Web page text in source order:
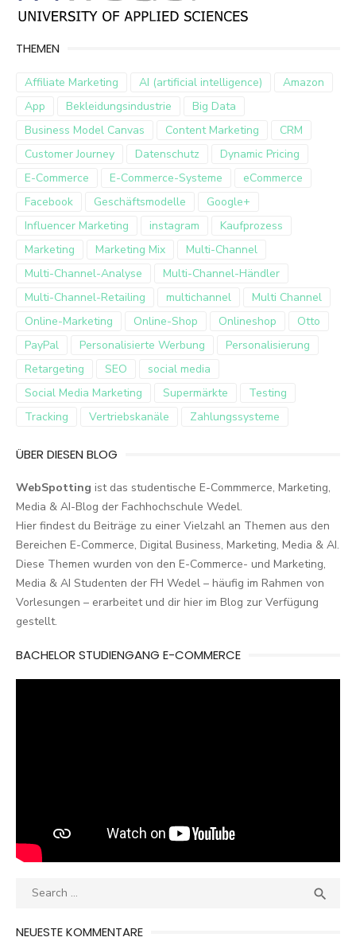
THEMEN
Affiliate Marketing AI (artificial intelligence)
Amazon
App
Bekleidungsindustrie
Big Data
Business Model Canvas
Content Marketing
CRM
Customer Journey
Datenschutz
Dynamic Pricing
E-Commerce
E-Commerce-Systeme
eCommerce
Facebook
Geschäftsmodelle
Google+
Influencer Marketing
instagram
Kaufprozess
Marketing
Marketing Mix
Multi-Channel
Multi-Channel-Analyse
Multi-Channel-Händler
Multi-Channel-Retailing
multichannel
Multi Channel
Online-Marketing
Online-Shop Onlineshop
Otto
PayPal
Personalisierte Werbung
Personalisierung
Retargeting
SEO
social media
Social Media Marketing
Supermärkte
Testing
Tracking
Vertriebskanäle Zahlungssysteme
ÜBER DIESEN BLOG
WebSpotting ist das studentische E-Commmerce, Marketing,
Media & AI-Blog der Fachhochschule Wedel.
Hier findest du Beiträge zu einer Vielzahl an Themen aus den
Bereichen E-Commerce, Digital Business, Marketing, Media & AI.
Diese Themen wurden von den E-Commerce- und Marketing,
Media & AI Studenten der FH Wedel – häufig im Rahmen von
Vorlesungen – erarbeitet und dir hier im Blog zur Verfügung
gestellt.
BACHELOR STUDIENGANG E-COMMERCE
Search

NEUESTE KOMMENTARE